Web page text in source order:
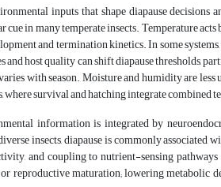
inputs that shape diapause
cue in many temperate insects. Temperature
and termination kinetics. In some
host quality can shift diapause thresholds,
with season. Moisture and humidity are
where survival and hatching integrate combined
information is integrated by
insects, diapause is commonly
and coupling to nutrient-sensing
reproductive maturation; lowering metabolic